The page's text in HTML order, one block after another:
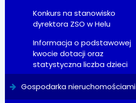
Konkurs na stanowisko
dyrektora ZSO w Helu
Informacja o podstawowej
kwocie dotacji oraz
statystyczna liczba dzieci
Gospodarka nieruchomościami